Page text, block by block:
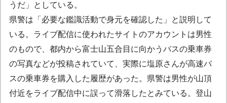
うだ」としている。
県警は「必要な鑑識活動で身元を確認した」と説明して
いる。ライブ配信に使われたサイトのアカウントは男性
のもので、都内から富士山五合目に向かうバスの乗車券
の写真などが投稿されていて、実際に塩原さんが高速バ
スの乗車券を購入した履歴があった。県警は男性が山頂
付近をライブ配信中に誤って滑落したとみている。登山